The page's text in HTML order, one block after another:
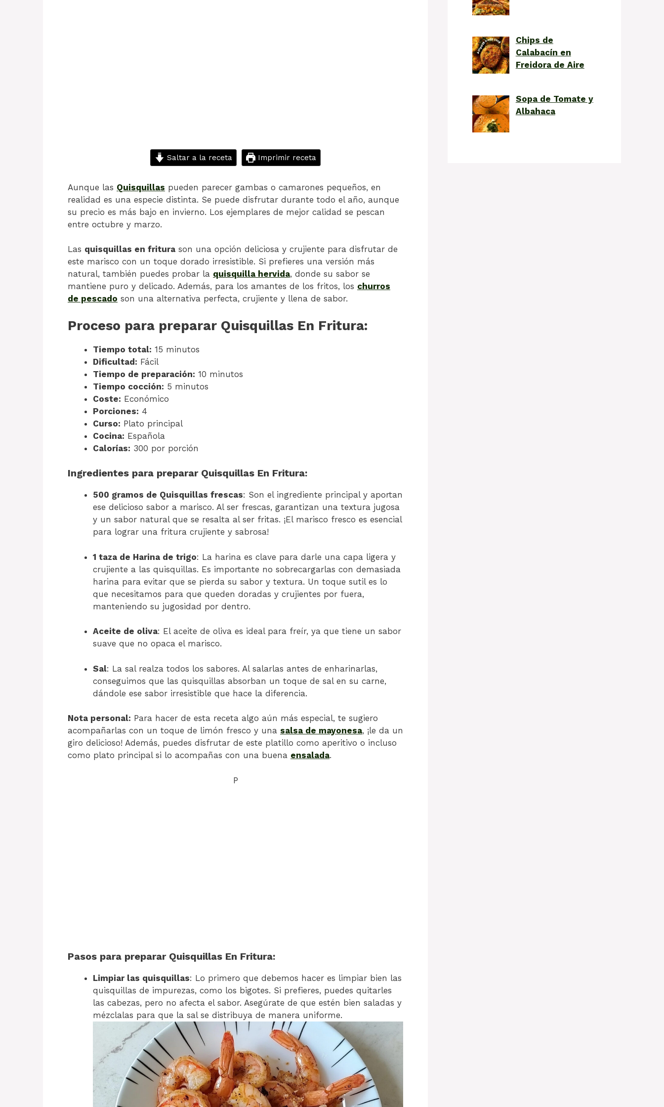
Saltar a la receta Imprimir receta
Aunque las Quisquillas pueden parecer gambas o camarones pequeños, en
realidad es una especie distinta. Se puede disfrutar durante todo el año, aunque
su precio es más bajo en invierno. Los ejemplares de mejor calidad se pescan
entre octubre y marzo.
Las quisquillas en fritura son una opción deliciosa y crujiente para disfrutar de
este marisco con un toque dorado irresistible. Si prefieres una versión más
natural, también puedes probar la quisquilla hervida, donde su sabor se
mantiene puro y delicado. Además, para los amantes de los fritos, los churros
de pescado son una alternativa perfecta, crujiente y llena de sabor.
Proceso para preparar Quisquillas En Fritura:
Tiempo total: 15 minutos
Dificultad: Fácil
Tiempo de preparación: 10 minutos
Tiempo cocción: 5 minutos
Coste: Económico
Porciones: 4
Curso: Plato principal
Cocina: Española
Calorías: 300 por porción
Ingredientes para preparar Quisquillas En Fritura:
500 gramos de Quisquillas frescas: Son el ingrediente principal y aportan
ese delicioso sabor a marisco. Al ser frescas, garantizan una textura jugosa
y un sabor natural que se resalta al ser fritas. ¡El marisco fresco es esencial
para lograr una fritura crujiente y sabrosa!
1 taza de Harina de trigo: La harina es clave para darle una capa ligera y
crujiente a las quisquillas. Es importante no sobrecargarlas con demasiada
harina para evitar que se pierda su sabor y textura. Un toque sutil es lo
que necesitamos para que queden doradas y crujientes por fuera,
manteniendo su jugosidad por dentro.
Aceite de oliva: El aceite de oliva es ideal para freír, ya que tiene un sabor
suave que no opaca el marisco.
Sal: La sal realza todos los sabores. Al salarlas antes de enharinarlas,
conseguimos que las quisquillas absorban un toque de sal en su carne,
dándole ese sabor irresistible que hace la diferencia.
Nota personal: Para hacer de esta receta algo aún más especial, te sugiero
acompañarlas con un toque de limón fresco y una salsa de mayonesa, ¡le da un
giro delicioso! Además, puedes disfrutar de este platillo como aperitivo o incluso
como plato principal si lo acompañas con una buena ensalada.
P
Pasos para preparar Quisquillas En Fritura:
Limpiar las quisquillas: Lo primero que debemos hacer es limpiar bien las
quisquillas de impurezas, como los bigotes. Si prefieres, puedes quitarles
las cabezas, pero no afecta el sabor. Asegúrate de que estén bien saladas y
mézclalas para que la sal se distribuya de manera uniforme.
Chips de
Calabacín en
Freidora de Aire
Sopa de Tomate y
Albahaca